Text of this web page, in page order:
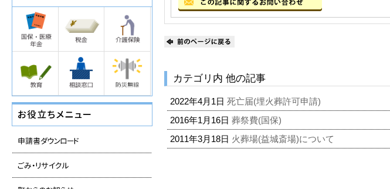
カテゴリ内 他の記事
2022年4月1日 死亡届(埋火葬許可申請)
2016年1月16日 葬祭費(国保)
2011年3月18日 火葬場(益城斎場)について